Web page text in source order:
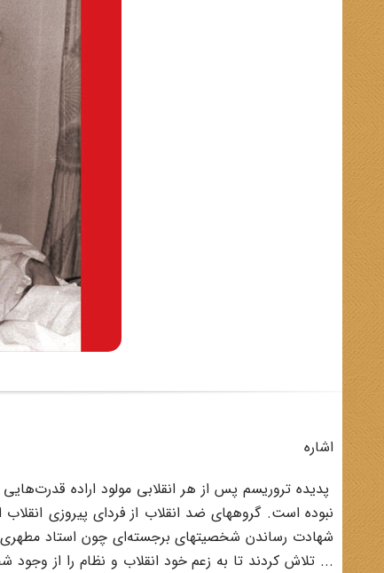
اشاره
پدیده تروریسم پس از هر انقلابی مولود اراده
نبوده است. گروههای ضد انقلاب از فردای پیروزی
شهادت رساندن شخصیتهای برجسته‌ای چون استاد
... تلاش کردند تا به زعم خود انقلاب و نظام را از وجود